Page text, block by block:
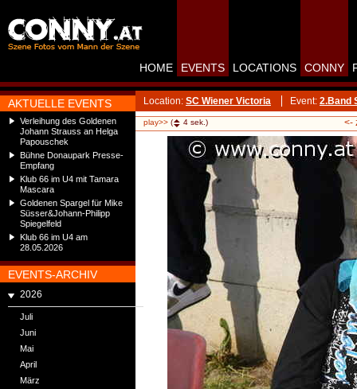
AKTUELLE EVENTS
Verleihung des Goldenen
Johann Strauss an Helga
Papouschek
Bühne Donaupark Presse-
Empfang
Klub 66 im U4 mit Tamara
Mascara
Goldenen Spargel für Mike
Süsser&Johann-Philipp
Spiegelfeld
Klub 66 im U4 am
28.05.2026
EVENTS-ARCHIV
2026
Juli
Juni
Mai
April
März
HOME EVENTS LOCATIONS CONNY
Location: SC Wiener Victoria Event: 2.Band
play>> ( 4 sek.) <-